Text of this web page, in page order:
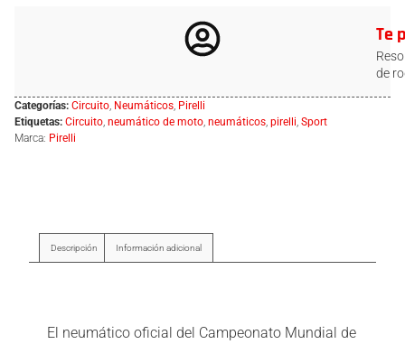
Te
de
Categorías: Circuito Neumáticos Pirelli
Etiquetas: Circuito neumático de moto neumáticos pirelli Sport
Marca: Pirelli
Descripción Información adicional
El neumático oficial del Campeonato Mundial de